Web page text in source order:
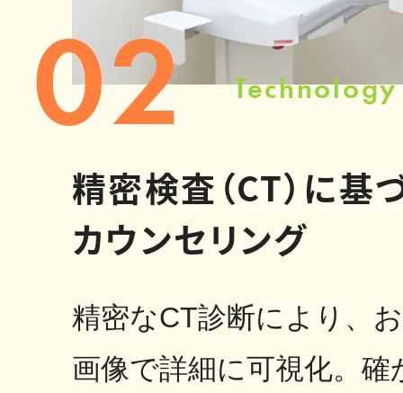
02 Technology
精密検査（CT）に基
カウンセリング
精密なCT診断により、
画像で詳細に可視化。